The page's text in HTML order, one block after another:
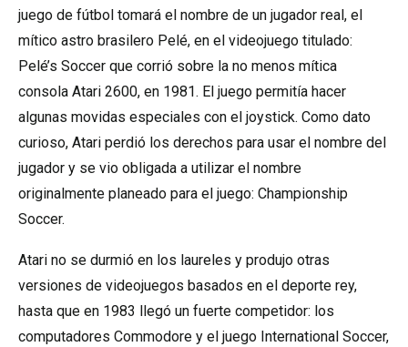
juego de fútbol tomará el nombre de un jugador real, el
mítico astro brasilero Pelé, en el videojuego titulado:
Pelé’s Soccer que corrió sobre la no menos mítica
consola Atari 2600, en 1981. El juego permitía hacer
algunas movidas especiales con el joystick. Como dato
curioso, Atari perdió los derechos para usar el nombre del
jugador y se vio obligada a utilizar el nombre
originalmente planeado para el juego: Championship
Soccer.
Atari no se durmió en los laureles y produjo otras
versiones de videojuegos basados en el deporte rey,
hasta que en 1983 llegó un fuerte competidor: los
computadores Commodore y el juego International Soccer,